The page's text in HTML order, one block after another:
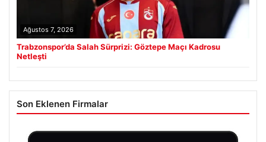
Ağustos 7, 2026
Trabzonspor’da Salah Sürprizi: Göztepe Maçı Kadrosu
Netleşti
Son Eklenen Firmalar